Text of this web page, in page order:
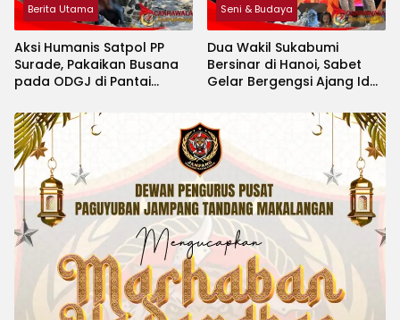
Berita Utama
Aksi Humanis Satpol PP
Surade, Pakaikan Busana
pada ODGJ di Pantai
Seni & Budaya
Dua Wakil Sukabumi
Bersinar di Hanoi, Sabet
Gelar Bergengsi Ajang Idol